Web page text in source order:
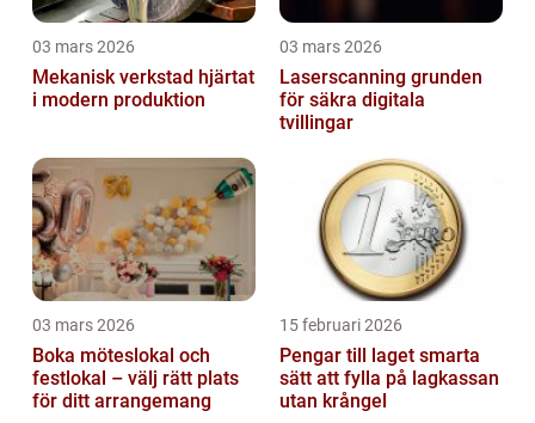
03 mars 2026
Mekanisk verkstad hjärtat
i modern produktion
03 mars 2026
Laserscanning grunden
för säkra digitala
tvillingar
03 mars 2026
Boka möteslokal och
festlokal – välj rätt plats
för ditt arrangemang
15 februari 2026
Pengar till laget smarta
sätt att fylla på lagkassan
utan krångel